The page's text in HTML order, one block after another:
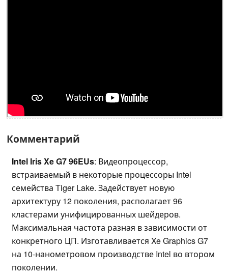
Комментарий
Intel Iris Xe G7 96EUs: Видеопроцессор,
встраиваемый в некоторые процессоры Intel
семейства Tiger Lake. Задействует новую
архитектуру 12 поколения, располагает 96
кластерами унифицированных шейдеров.
Максимальная частота разная в зависимости от
конкретного ЦП. Изготавливается Xe Graphics G7
на 10-нанометровом производстве Intel во втором
поколении.